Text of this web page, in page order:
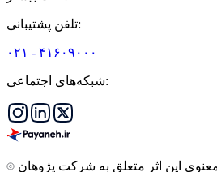
تلفن پشتیبانی:
۰۲۱ - ۴۱۶۰۹۰۰۰
شبکه‌های اجتماعی: